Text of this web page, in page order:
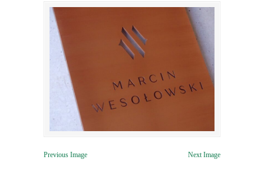
Previous Image Next Image